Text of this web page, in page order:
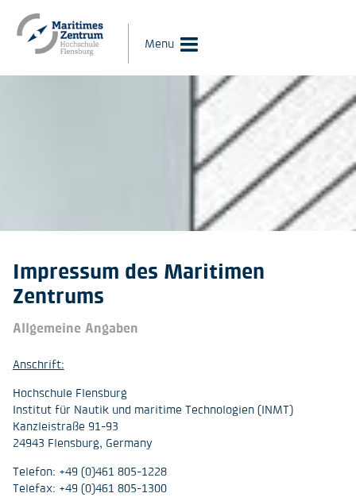
Menu
Impressum des Maritimen
Zentrums
Allgemeine Angaben
Anschrift:
Hochschule Flensburg
Institut für Nautik und maritime Technologien (INMT)
Kanzleistraße 91-93
24943 Flensburg, Germany
Telefon: +49 (0)461 805-1228
Telefax: +49 (0)461 805-1300